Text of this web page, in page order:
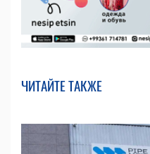
ЧИТАЙТЕ ТАКЖЕ